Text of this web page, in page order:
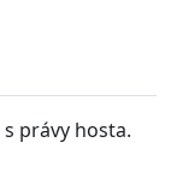
právy hosta.